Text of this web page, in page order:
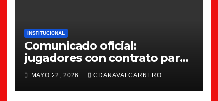
INSTITUCIONAL
Comunicado oficial:
jugadores con contrato para
la 26/27
MAYO 22, 2026 CDANAVALCARNERO